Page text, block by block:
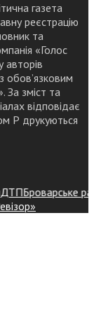
газета
реєстрацію
та
«Голос
авторів
обов’язковим
За зміст та
відповідає
Р друкуються
Броварське